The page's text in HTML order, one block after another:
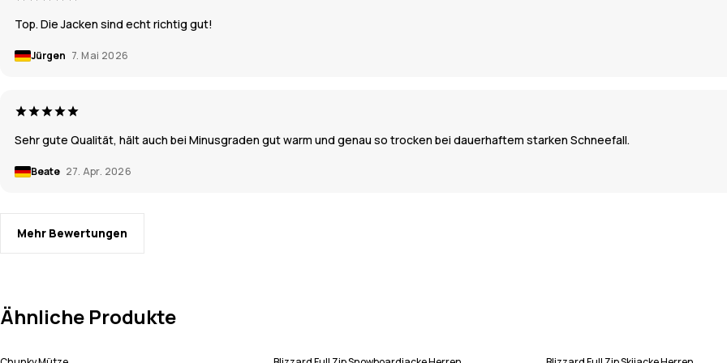
Top. Die Jacken sind echt richtig gut!
Jürgen 7. Mai 2026
Sehr gute Qualität, hält auch bei Minusgraden gut warm und genau so trocken bei dauerhaftem starken Schneefall.
Beate 27. Apr. 2026
Mehr Bewertungen
Ähnliche Produkte